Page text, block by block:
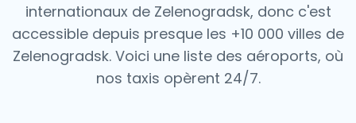
internationaux de Zelenogradsk, donc c'est
accessible depuis presque les +10 000 villes de
Zelenogradsk. Voici une liste des aéroports, où
nos taxis opèrent 24/7.